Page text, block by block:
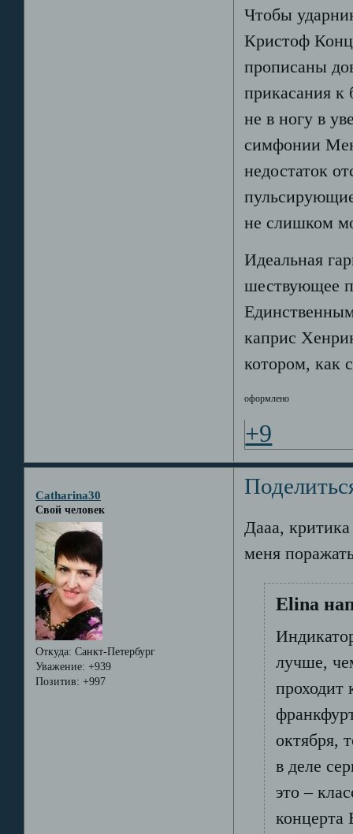
Чтобы
Кристоф
прописаны
прикасания
не в ногу в
симфонии
недостаток
не слишком
Идеальная
шествующее
каприс
котором, как
оформлено
+9
Catharina30
Свой человек
Откуда: Санкт-Петербург
Уважение: +939
Позитив: +997
Дааа,
меня
Elina
лучше,
проходит
октября,
в деле
это –
концерта